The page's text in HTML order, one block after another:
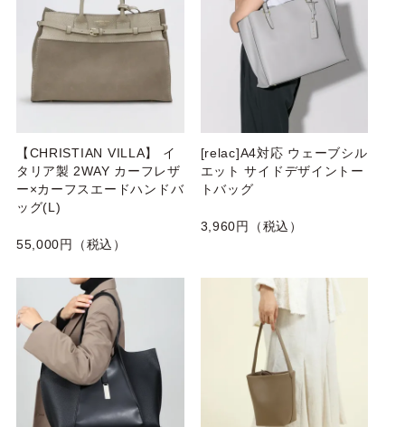
【CHRISTIAN VILLA】 イ
タリア製 2WAY カーフレザ
ー×カーフスエードハンドバ
ッグ(L)
55,000円（税込）
[relac]A4対応 ウェーブシル
エット サイドデザイントー
トバッグ
3,960円（税込）